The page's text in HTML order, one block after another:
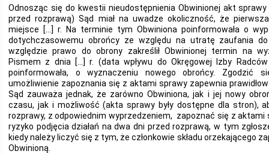
Odnosząc się do kwestii nieudostępnienia Obwinionej akt
przed rozprawą) Sąd miał na uwadze okoliczność, że
miejsce […] r. Na terminie tym Obwiniona poinformowała o
dotychczasowemu obrońcy ze względu na utratę zaufania
względzie prawo do obrony zakreślił Obwinionej termin na
Pismem z dnia […] r. (data wpływu do Okręgowej Izby
poinformowała, o wyznaczeniu nowego obrońcy. Zgodzić
umożliwienie zapoznania się z aktami sprawy zapewnia
Sąd zauważa jednak, że zarówno Obwiniona, jak i jej nowy
czasu, jak i możliwość (akta sprawy były dostępne dla stron),
rozprawy, z odpowiednim wyprzedzeniem, zapoznać się z aktami
ryzyko podjęcia działań na dwa dni przed rozprawą, w tym
kiedy należy liczyć się z tym, że członkowie składu orzekającego
Obwinioną.